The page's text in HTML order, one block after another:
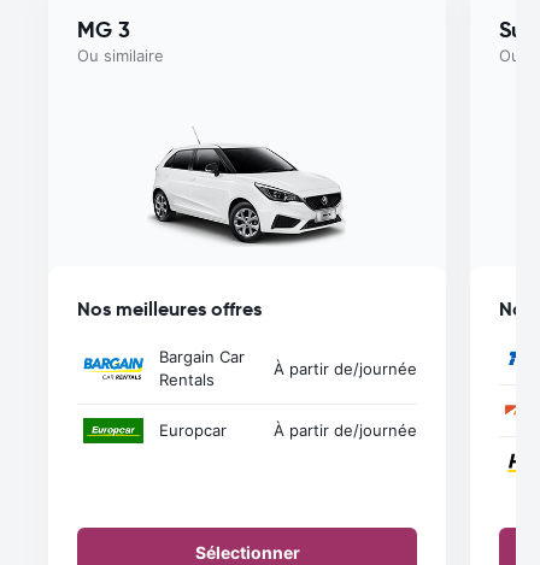
MG 3
Ou similaire
Nos meilleures offres
Bargain Car
Rentals
À partir de/journée
Europcar À partir de/journée
Sélectionner
Ou
Nos